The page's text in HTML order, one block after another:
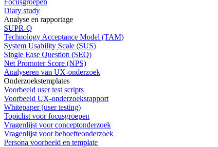
Focusgroepen
Diary study
Analyse en rapportage
SUPR-Q
Technology Acceptance Model (TAM)
System Usability Scale (SUS)
Single Ease Question (SEQ)
Net Promoter Score (NPS)
Analyseren van UX-onderzoek
Onderzoekstemplates
Voorbeeld user test scripts
Voorbeeld UX-onderzoeksrapport
Whitepaper (user testing)
Topiclist voor focusgroepen
Vragenlijst voor conceptonderzoek
Vragenlijst voor behoefteonderzoek
Persona voorbeeld en template